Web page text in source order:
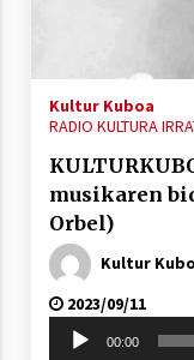
Kultur Kuboa
RADIO KULTURA
musikaren
Orbel)
Kultur
2023/09/11
Soinu
erreproduzigailua
00:00